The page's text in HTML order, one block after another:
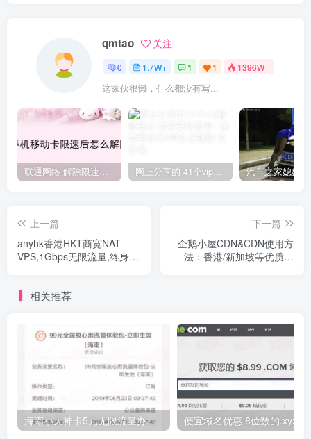
qmtao 关注
0 1.7W+ 1 1 1396W+
这家伙很懒，什么都没有写...
联通网络 解除限速方法参考！畅享、畅玩、老白干等及其它地区自测了 网上分享的 41个vip解析接口 有需要的拿去~ 免费看全网VIP会员视频
上一篇
anyhk香港HKT商宽NAT
VPS,1Gbps无限流量,终身8
下一篇
企鹅小屋CDN&CDN使用方
法：香港/新加坡等优质节
相关推荐
海南小天神卡5元无限流量办理的方法，5元流量不限量自行车来了